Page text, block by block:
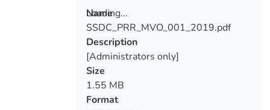
Loading...
Loading...
Name
SSDC_PRR_MVO_001_2019.pdf
Description
[Administrators only]
Size
1.55 MB
Format